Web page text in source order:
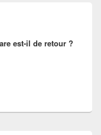
est-il de retour ?